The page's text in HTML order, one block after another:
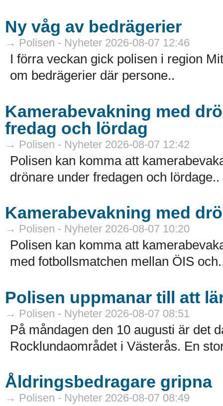
Ny våg av bedrägerier
→ Polisen - Nyheter 2026-08-07 12:46
I förra veckan gick polisen i region
om bedrägerier där persone..
Kamerabevakning med
fredag och lördag
→ Polisen - Nyheter 2026-08-07 12:42
Polisen kan komma att
drönare under fredagen och lördage..
Kamerabevakning med
→ Polisen - Nyheter 2026-08-07 10:20
Polisen kan komma att
med fotbollsmatchen mellan ÖIS
Polisen uppmanar till att
→ Polisen - Nyheter 2026-08-07 08:51
På måndagen den 10 augusti är det
Rocklundaområdet i Västerås. En
Åldringsbedragare gripna
→ Polisen - Nyheter 2026-08-07 08:49